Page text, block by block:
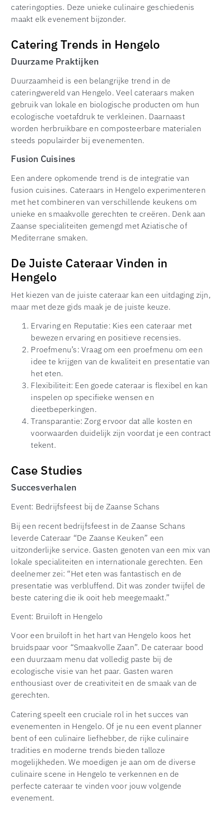
cateringopties. Deze unieke culinaire geschiedenis
maakt elk evenement bijzonder.
Catering Trends in Hengelo
Duurzame Praktijken
Duurzaamheid is een belangrijke trend in de
cateringwereld van Hengelo. Veel cateraars maken
gebruik van lokale en biologische producten om hun
ecologische voetafdruk te verkleinen. Daarnaast
worden herbruikbare en composteerbare materialen
steeds populairder bij evenementen.
Fusion Cuisines
Een andere opkomende trend is de integratie van
fusion cuisines. Cateraars in Hengelo experimenteren
met het combineren van verschillende keukens om
unieke en smaakvolle gerechten te creëren. Denk aan
Zaanse specialiteiten gemengd met Aziatische of
Mediterrane smaken.
De Juiste Cateraar Vinden in
Hengelo
Het kiezen van de juiste cateraar kan een uitdaging zijn,
maar met deze gids maak je de juiste keuze.
Ervaring en Reputatie: Kies een cateraar met
bewezen ervaring en positieve recensies.
Proefmenu’s: Vraag om een proefmenu om een
idee te krijgen van de kwaliteit en presentatie van
het eten.
Flexibiliteit: Een goede cateraar is flexibel en kan
inspelen op specifieke wensen en
dieetbeperkingen.
Transparantie: Zorg ervoor dat alle kosten en
voorwaarden duidelijk zijn voordat je een contract
tekent.
Case Studies
Succesverhalen
Event: Bedrijfsfeest bij de Zaanse Schans
Bij een recent bedrijfsfeest in de Zaanse Schans
leverde Cateraar “De Zaanse Keuken” een
uitzonderlijke service. Gasten genoten van een mix van
lokale specialiteiten en internationale gerechten. Een
deelnemer zei: “Het eten was fantastisch en de
presentatie was verbluffend. Dit was zonder twijfel de
beste catering die ik ooit heb meegemaakt.”
Event: Bruiloft in Hengelo
Voor een bruiloft in het hart van Hengelo koos het
bruidspaar voor “Smaakvolle Zaan”. De cateraar bood
een duurzaam menu dat volledig paste bij de
ecologische visie van het paar. Gasten waren
enthousiast over de creativiteit en de smaak van de
gerechten.
Catering speelt een cruciale rol in het succes van
evenementen in Hengelo. Of je nu een event planner
bent of een culinaire liefhebber, de rijke culinaire
tradities en moderne trends bieden talloze
mogelijkheden. We moedigen je aan om de diverse
culinaire scene in Hengelo te verkennen en de
perfecte cateraar te vinden voor jouw volgende
evenement.